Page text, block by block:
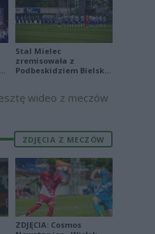
Stal Mielec
zremisowała z
Podbeskidziem Bielsko-
wideo z meczów
ZDJĘCIA Z MECZÓW
ZDJĘCIA: Cosmos